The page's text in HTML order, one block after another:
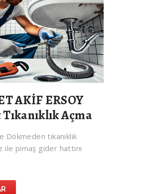
AKİF ERSOY
Açma
Dökmeden tıkanıklık
ile pimaş gider hattını